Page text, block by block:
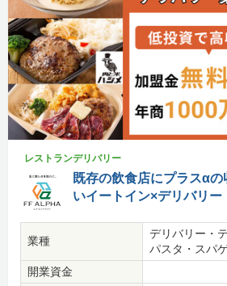
レストランデリバリー
既存の飲食店にプラスα
いイートイン×デリバリー
業種
デリバリー・
パスタ・スパ
開業資金